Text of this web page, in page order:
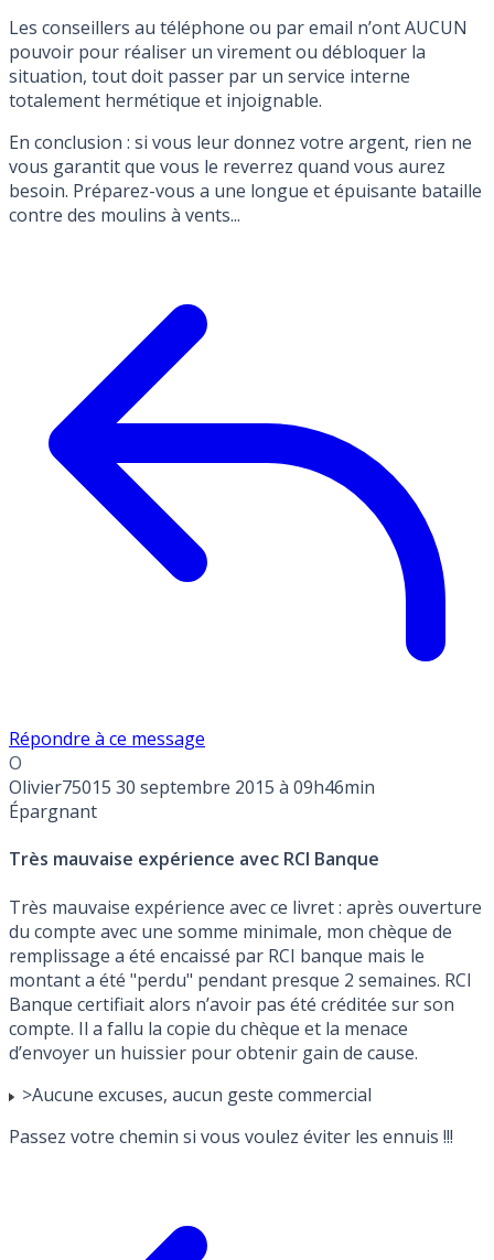
Les conseillers au téléphone ou par email n’ont AUCUN
pouvoir pour réaliser un virement ou débloquer la
situation, tout doit passer par un service interne
totalement hermétique et injoignable.
En conclusion : si vous leur donnez votre argent, rien ne
vous garantit que vous le reverrez quand vous aurez
besoin. Préparez-vous a une longue et épuisante bataille
contre des moulins à vents...
Répondre à ce message
O
Olivier75015 30 septembre 2015 à 09h46min
Épargnant
Très mauvaise expérience avec RCI Banque
Très mauvaise expérience avec ce livret : après ouverture
du compte avec une somme minimale, mon chèque de
remplissage a été encaissé par RCI banque mais le
montant a été "perdu" pendant presque 2 semaines. RCI
Banque certifiait alors n’avoir pas été créditée sur son
compte. Il a fallu la copie du chèque et la menace
d’envoyer un huissier pour obtenir gain de cause.
>Aucune excuses, aucun geste commercial
Passez votre chemin si vous voulez éviter les ennuis !!!